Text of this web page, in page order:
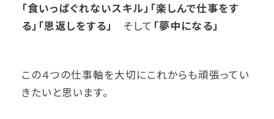
「食いっぱぐれないスキル」「楽しんで仕事をす
る」「恩返しをする」
そして 「夢中になる」
この４つの仕事軸を大切にこれからも頑張ってい
きたいと思います。